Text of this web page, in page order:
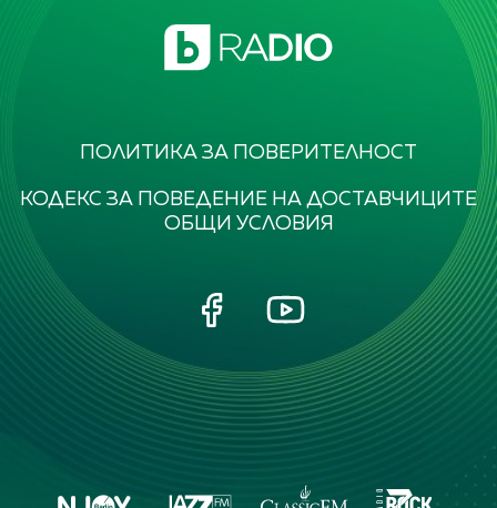
ПОЛИТИКА ЗА ПОВЕРИТЕЛНОСТ
КОДЕКС ЗА ПОВЕДЕНИЕ НА ДОСТАВЧИЦИТЕ
ОБЩИ УСЛОВИЯ